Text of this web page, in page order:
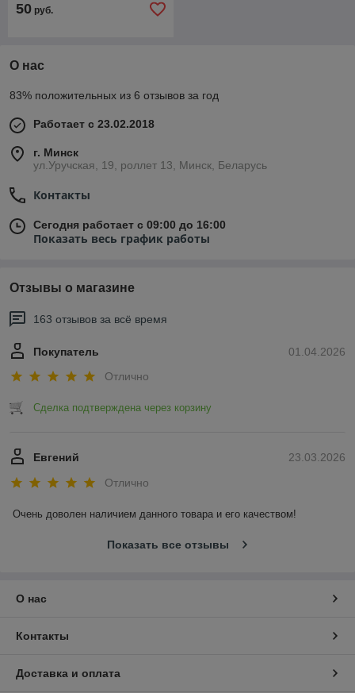
50 руб.
О нас
83% положительных из 6 отзывов за год
Работает с 23.02.2018
г. Минск
ул.Уручская, 19, роллет 13, Минск, Беларусь
Контакты
Сегодня работает с 09:00 до 16:00
Показать весь график работы
Отзывы о магазине
163 отзывов за всё время
01.04.2026
Покупатель
Отлично
Сделка подтверждена через корзину
23.03.2026
Евгений
Отлично
Очень доволен наличием данного товара и его качеством!
Показать все отзывы
О нас
Контакты
Доставка и оплата